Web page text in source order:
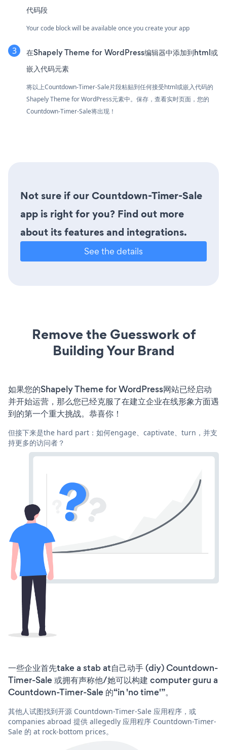
代码段
Your code block will be available once you create your app
在Shapely Theme for WordPress编辑器中添加到html或
嵌入代码元素
将以上Countdown-Timer-Sale片段粘贴到任何接受html或嵌入代码的
Shapely Theme for WordPress元素中。保存，查看实时页面，您的
Countdown-Timer-Sale将出现！
Not sure if our Countdown-Timer-Sale
app is right for you? Find out more
about its features and integrations.
See the details
Remove the Guesswork of
Building Your Brand
如果您的Shapely Theme for WordPress网站已经启动
并开始运营，那么您已经克服了在建立企业在线形象方面遇
到的第一个重大挑战。恭喜你！
但接下来是the hard part：如何engage、captivate、turn，并支
持更多的访问者？
一些企业首先take a stab at自己动手 (diy) Countdown-
Timer-Sale 或拥有声称他/她可以构建 computer guru a
Countdown-Timer-Sale 的“in 'no time'”。
其他人试图找到开源 Countdown-Timer-Sale 应用程序，或
companies abroad 提供 allegedly 应用程序 Countdown-Timer-
Sale 的 at rock-bottom prices。